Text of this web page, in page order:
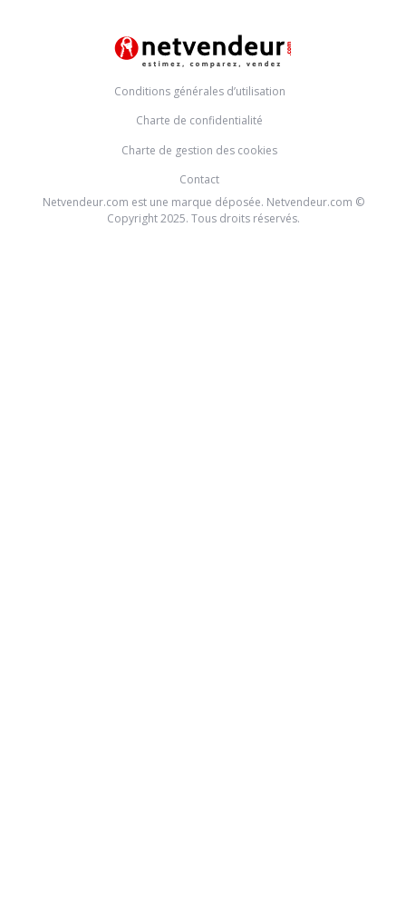
Conditions générales d’utilisation
Charte de confidentialité
Charte de gestion des cookies
Contact
Netvendeur.com est une marque déposée. Netvendeur.com ©
Copyright 2025. Tous droits réservés.